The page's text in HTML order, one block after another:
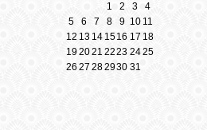
1
2 3
4
5
6 7 8 9 1011
12 13 141516 17 18
192021 2223 2425
2627282930 31